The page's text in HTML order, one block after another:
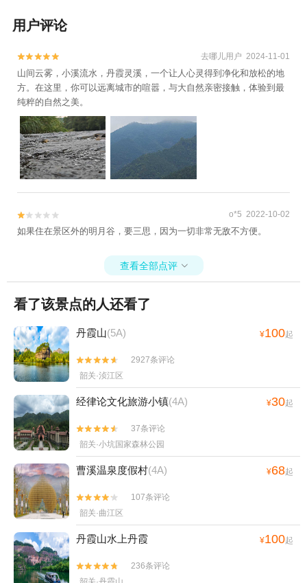
用户评论

 去哪儿用户 2024-11-01
山间云雾，小溪流水，丹霞灵溪，一个让人心灵得到净化和放松的地
方。在这里，你可以远离城市的喧嚣，与大自然亲密接触，体验到最
纯粹的自然之美。

 o*5 2022-10-02
如果住在景区外的明月谷，要三思，因为一切非常无敌不方便。
查看全部点评 
看了该景点的人还看了
丹霞山(5A) ¥100起


2927条评论
韶关·浈江区
经律论文化旅游小镇(4A) ¥30起


37条评论
韶关·小坑国家森林公园
曹溪温泉度假村(4A) ¥68起


107条评论
韶关·曲江区
丹霞山水上丹霞 ¥100起


236条评论